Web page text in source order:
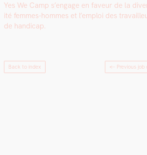
Yes We Camp s’en­gage en faveur de la
ité femmes-hommes et l’emploi des
de hand­i­cap.
Back to index ← Previous job